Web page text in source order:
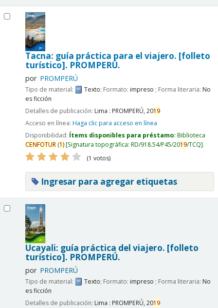
Tacna: guía práctica para el viajero. [folleto
turístico]. PROMPERÚ.
por PROMPERÚ
Tipo de material: Texto; Formato: impreso ; Forma literaria: No
es ficción
Detalles de publicación: Lima : PROMPERÚ,2019
Acceso en línea: Haga clic para acceso en línea
Disponibilidad: Ítems disponibles para préstamo: Biblioteca
CENFOTUR(1) Signatura topográfica: RD/918.54/P45/2019/TCQ .
(1 votos)
Ingresar para agregar etiquetas
Ucayali: guía práctica del viajero. [folleto
turístico]. PROMPERÚ.
por PROMPERÚ
Tipo de material: Texto; Formato: impreso ; Forma literaria: No
es ficción
Detalles de publicación: Lima : PROMPERÚ,2019